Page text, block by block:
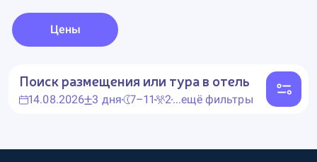
Цены
Поиск размещения или тура в отель
14.08.2026 3 дня 7–11 2...ещё фильтры